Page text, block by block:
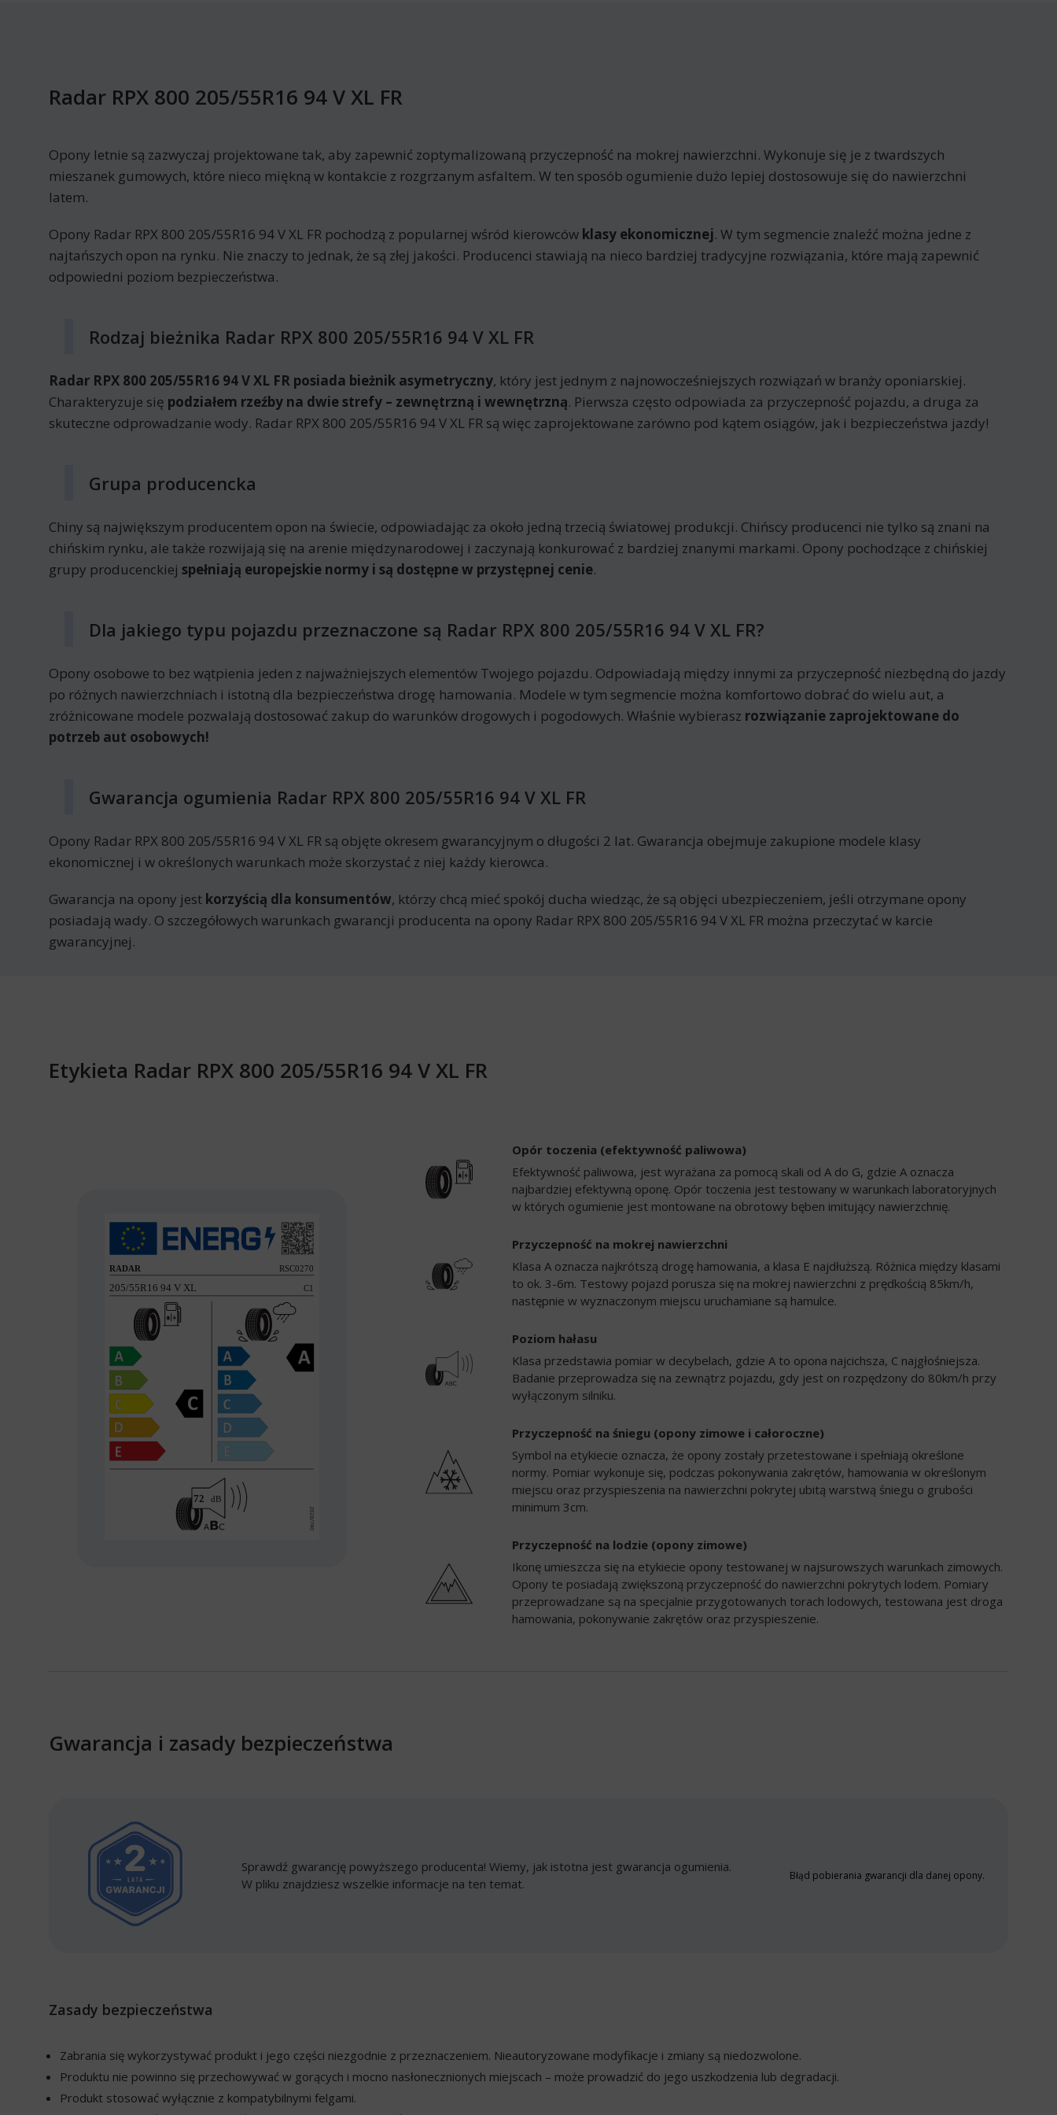
Radar RPX 800 205/55R16 94 V XL FR
Opony letnie są zazwyczaj projektowane tak, aby zapewnić zoptymalizowaną przyczepność na mokrej nawierzchni. Wykonuje się je z twardszych
mieszanek gumowych, które nieco miękną w kontakcie z rozgrzanym asfaltem. W ten sposób ogumienie dużo lepiej dostosowuje się do nawierzchni
latem.
Opony Radar RPX 800 205/55R16 94 V XL FR pochodzą z popularnej wśród kierowców klasy ekonomicznej. W tym segmencie znaleźć można jedne z
najtańszych opon na rynku. Nie znaczy to jednak, że są złej jakości. Producenci stawiają na nieco bardziej tradycyjne rozwiązania, które mają zapewnić
odpowiedni poziom bezpieczeństwa.
Rodzaj bieżnika Radar RPX 800 205/55R16 94 V XL FR
Radar RPX 800 205/55R16 94 V XL FR posiada bieżnik asymetryczny, który jest jednym z najnowocześniejszych rozwiązań w branży oponiarskiej.
Charakteryzuje się podziałem rzeźby na dwie strefy – zewnętrzną i wewnętrzną. Pierwsza często odpowiada za przyczepność pojazdu, a druga za
skuteczne odprowadzanie wody. Radar RPX 800 205/55R16 94 V XL FR są więc zaprojektowane zarówno pod kątem osiągów, jak i bezpieczeństwa jazdy!
Grupa producencka
Chiny są największym producentem opon na świecie, odpowiadając za około jedną trzecią światowej produkcji. Chińscy producenci nie tylko są znani na
chińskim rynku, ale także rozwijają się na arenie międzynarodowej i zaczynają konkurować z bardziej znanymi markami. Opony pochodzące z chińskiej
grupy producenckiej spełniają europejskie normy i są dostępne w przystępnej cenie.
Dla jakiego typu pojazdu przeznaczone są Radar RPX 800 205/55R16 94 V XL FR?
Opony osobowe to bez wątpienia jeden z najważniejszych elementów Twojego pojazdu. Odpowiadają między innymi za przyczepność niezbędną do jazdy
po różnych nawierzchniach i istotną dla bezpieczeństwa drogę hamowania. Modele w tym segmencie można komfortowo dobrać do wielu aut, a
zróżnicowane modele pozwalają dostosować zakup do warunków drogowych i pogodowych. Właśnie wybierasz rozwiązanie zaprojektowane do
potrzeb aut osobowych!
Gwarancja ogumienia Radar RPX 800 205/55R16 94 V XL FR
Opony Radar RPX 800 205/55R16 94 V XL FR są objęte okresem gwarancyjnym o długości 2 lat. Gwarancja obejmuje zakupione modele klasy
ekonomicznej i w określonych warunkach może skorzystać z niej każdy kierowca.
Gwarancja na opony jest korzyścią dla konsumentów, którzy chcą mieć spokój ducha wiedząc, że są objęci ubezpieczeniem, jeśli otrzymane opony
posiadają wady. O szczegółowych warunkach gwarancji producenta na opony Radar RPX 800 205/55R16 94 V XL FR można przeczytać w karcie
gwarancyjnej.
Etykieta Radar RPX 800 205/55R16 94 V XL FR
Opór toczenia (efektywność paliwowa)
Efektywność paliwowa, jest wyrażana za pomocą skali od A do G, gdzie A oznacza
najbardziej efektywną oponę. Opór toczenia jest testowany w warunkach laboratoryjnych
w których ogumienie jest montowane na obrotowy bęben imitujący nawierzchnię.
Przyczepność na mokrej nawierzchni
Klasa A oznacza najkrótszą drogę hamowania, a klasa E najdłuższą. Różnica między klasami
to ok. 3-6m. Testowy pojazd porusza się na mokrej nawierzchni z prędkością 85km/h,
następnie w wyznaczonym miejscu uruchamiane są hamulce.
Poziom hałasu
Klasa przedstawia pomiar w decybelach, gdzie A to opona najcichsza, C najgłośniejsza.
Badanie przeprowadza się na zewnątrz pojazdu, gdy jest on rozpędzony do 80km/h przy
wyłączonym silniku.
Przyczepność na śniegu (opony zimowe i całoroczne)
Symbol na etykiecie oznacza, że opony zostały przetestowane i spełniają określone
normy. Pomiar wykonuje się, podczas pokonywania zakrętów, hamowania w określonym
miejscu oraz przyspieszenia na nawierzchni pokrytej ubitą warstwą śniegu o grubości
minimum 3cm.
Przyczepność na lodzie (opony zimowe)
Ikonę umieszcza się na etykiecie opony testowanej w najsurowszych warunkach zimowych.
Opony te posiadają zwiększoną przyczepność do nawierzchni pokrytych lodem. Pomiary
przeprowadzane są na specjalnie przygotowanych torach lodowych, testowana jest droga
hamowania, pokonywanie zakrętów oraz przyspieszenie.
Gwarancja i zasady bezpieczeństwa
Sprawdź gwarancję powyższego producenta! Wiemy, jak istotna jest gwarancja ogumienia.
W pliku znajdziesz wszelkie informacje na ten temat.
Błąd pobierania gwarancji dla danej opony.
Zasady bezpieczeństwa
Zabrania się wykorzystywać produkt i jego części niezgodnie z przeznaczeniem. Nieautoryzowane modyfikacje i zmiany są niedozwolone.
Produktu nie powinno się przechowywać w gorących i mocno nasłonecznionych miejscach – może prowadzić do jego uszkodzenia lub degradacji.
Produkt stosować wyłącznie z kompatybilnymi felgami.